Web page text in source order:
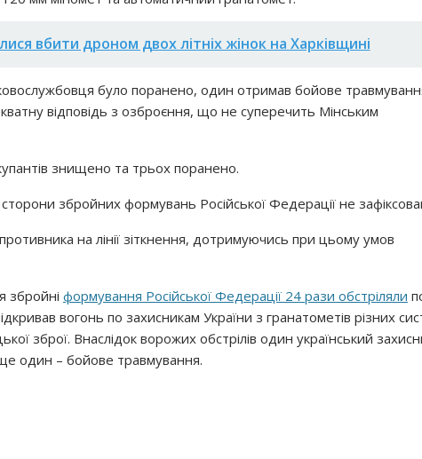
вбити дроном двох літніх жінок на Харківщині
було поранено, один отримав бойове
відповідь з озброєння, що не суперечить Мінським
знищено та трьох поранено.
сторони збройних формувань Російської Федерації не
на лінії зіткнення, дотримуючись при цьому умов
збройні формування Російської Федерації 24 рази обстріляли
вогонь по захисникам України з гранатометів різних
зброї. Внаслідок ворожих обстрілів один український
один – бойове травмування.